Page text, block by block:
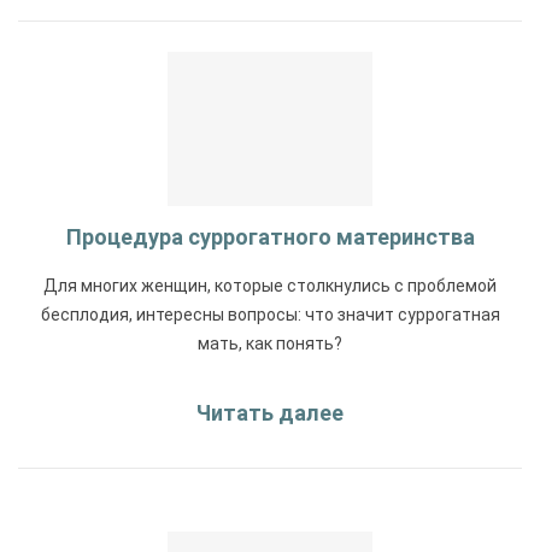
Процедура суррогатного материнства
Для многих женщин, которые столкнулись с проблемой
бесплодия, интересны вопросы: что значит суррогатная
мать, как понять?
Читать далее